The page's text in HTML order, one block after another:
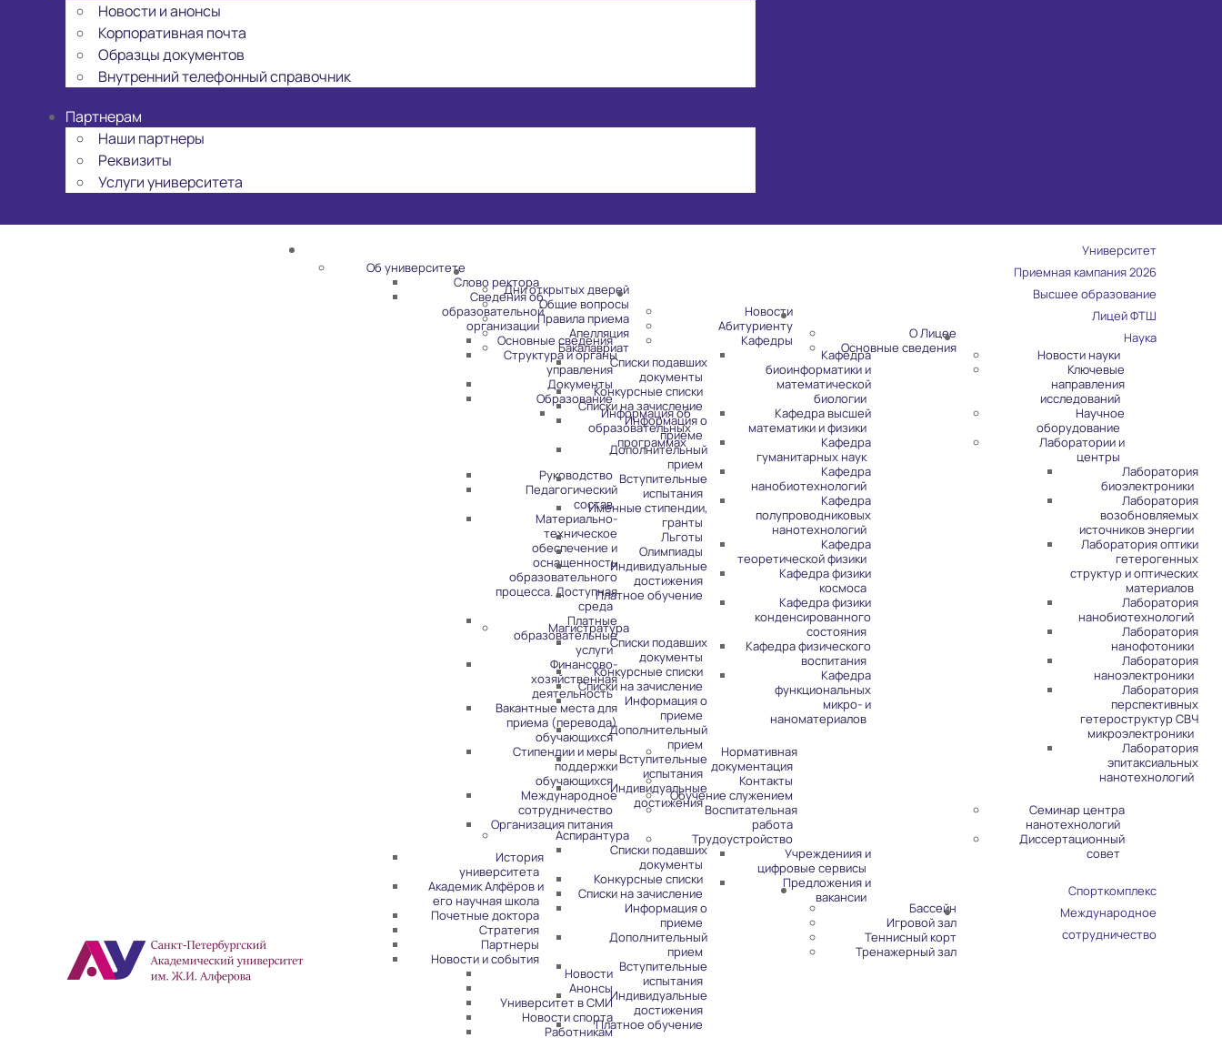
Новости и анонсы
Корпоративная почта
Образцы документов
Внутренний телефонный справочник
Партнерам
Наши партнеры
Реквизиты
Услуги университета
Университет
Об университете
Слово ректора
Сведения об
образовательной
организации
Основные сведения
Структура и органы
управления
Документы
Образование
Информация об
образовательных
программах
Руководство
Педагогический
состав
Материально-
техническое
обеспечение и
оснащенность
образовательного
процесса. Доступная
среда
Платные
образовательные
услуги
Финансово-
хозяйственная
деятельность
Вакантные места для
приема (перевода)
обучающихся
Стипендии и меры
поддержки
обучающихся
Международное
сотрудничество
Организация питания
История
университета
Академик Алфёров и
его научная школа
Почетные доктора
Стратегия
Партнеры
Новости и события
Новости
Анонсы
Университет в СМИ
Новости спорта
Работникам
Приемная кампания 2026
Дни открытых дверей
Общие вопросы
Правила приема
Апелляция
Бакалавриат
Списки подавших
документы
Конкурсные списки
Списки на зачисление
Информация о
приеме
Дополнительный
прием
Вступительные
испытания
Именные стипендии,
гранты
Льготы
Олимпиады
Индивидуальные
достижения
Платное обучение
Магистратура
Списки подавших
документы
Конкурсные списки
Списки на зачисление
Информация о
приеме
Дополнительный
прием
Вступительные
испытания
Индивидуальные
достижения
Аспирантура
Списки подавших
документы
Конкурсные списки
Списки на зачисление
Информация о
приеме
Дополнительный
прием
Вступительные
испытания
Индивидуальные
достижения
Платное обучение
Высшее образование
Новости
Абитуриенту
Кафедры
Кафедра
биоинформатики и
математической
биологии
Кафедра высшей
математики и физики
Кафедра
гуманитарных наук
Кафедра
нанобиотехнологий
Кафедра
полупроводниковых
нанотехнологий
Кафедра
теоретической физики
Кафедра физики
космоса
Кафедра физики
конденсированного
состояния
Кафедра физического
воспитания
Кафедра
функциональных
микро- и
наноматериалов
Нормативная
документация
Контакты
Обучение служением
Воспитательная
работа
Трудоустройство
Учреждениия и
цифровые сервисы
Предложения и
вакансии
Лицей ФТШ
О Лицее
Основные сведения
Наука
Новости науки
Ключевые
направления
исследований
Научное
оборудование
Лаборатории и
центры
Лаборатория
биоэлектроники
Лаборатория
возобновляемых
источников энергии
Лаборатория оптики
гетерогенных
структур и оптических
материалов
Лаборатория
нанобиотехнологий
Лаборатория
нанофотоники
Лаборатория
наноэлектроники
Лаборатория
перспективных
гетероструктур СВЧ
микроэлектроники
Лаборатория
эпитаксиальных
нанотехнологий
Семинар центра
нанотехнологий
Диссертационный
совет
Спорткомплекс
Бассейн
Игровой зал
Теннисный корт
Тренажерный зал
Международное
сотрудничество